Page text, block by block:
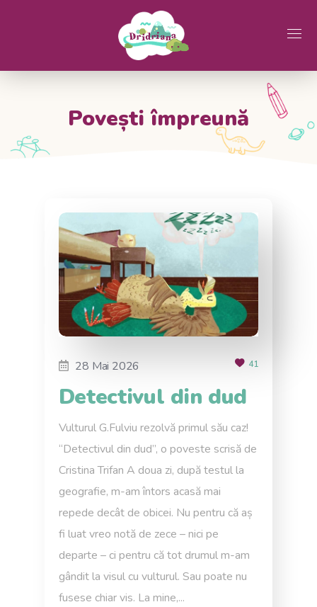
Povești împreună
28 Mai 2026 41
Detectivul din dud
Vulturul G.Fulviu rezolvă primul său caz!
“Detectivul din dud”, o poveste scrisă de
Cristina Trifan A doua zi, după testul la
geografie, m-am întors acasă mai
repede decât de obicei. Nu pentru că aș
fi luat vreo notă de zece – nici pe
departe – ci pentru că tot drumul m-am
gândit la visul cu vulturul. Sau poate nu
fusese chiar vis. La mine,...